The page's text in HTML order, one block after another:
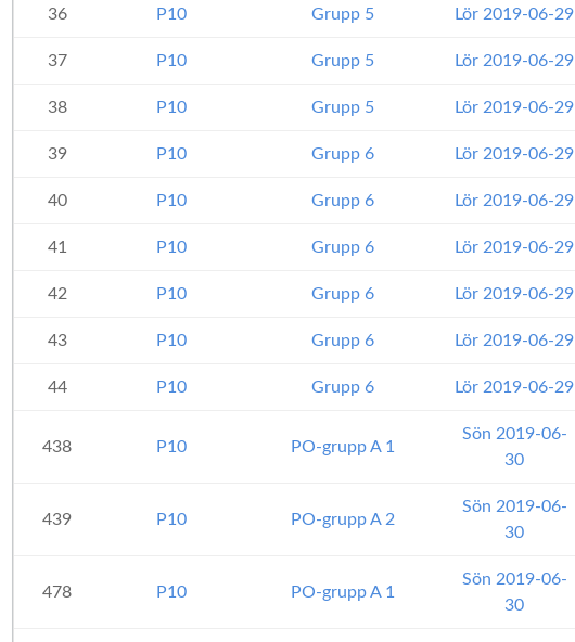
36 P10 Grupp 5 Lör 2019-06-29
37 P10 Grupp 5 Lör 2019-06-29
38 P10 Grupp 5 Lör 2019-06-29
39 P10 Grupp 6 Lör 2019-06-29
40 P10 Grupp 6 Lör 2019-06-29
41 P10 Grupp 6 Lör 2019-06-29
42 P10 Grupp 6 Lör 2019-06-29
43 P10 Grupp 6 Lör 2019-06-29
44 P10 Grupp 6 Lör 2019-06-29
438 P10 PO-grupp A 1
Sön 2019-06-
30
439 P10 PO-grupp A 2
Sön 2019-06-
30
478 P10 PO-grupp A 1
Sön 2019-06-
30